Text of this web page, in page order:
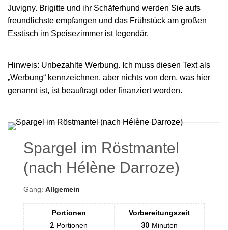
Juvigny. Brigitte und ihr Schäferhund werden Sie aufs
freundlichste empfangen und das Frühstück am großen
Esstisch im Speisezimmer ist legendär.
Hinweis: Unbezahlte Werbung. Ich muss diesen Text als
„Werbung“ kennzeichnen, aber nichts von dem, was hier
genannt ist, ist beauftragt oder finanziert worden.
Spargel im Röstmantel
(nach Hélène Darroze)
Gang: Allgemein
Portionen
2 Portionen
Vorbereitungszeit
30 Minuten